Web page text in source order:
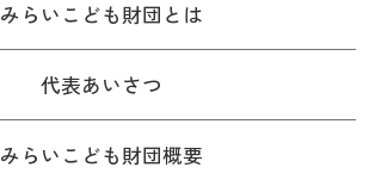
みらいこども財団とは
代表あいさつ
みらいこども財団概要